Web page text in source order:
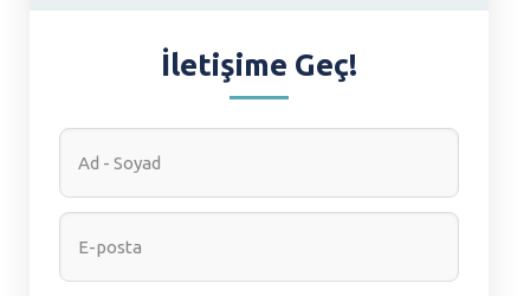
İletişime Geç!